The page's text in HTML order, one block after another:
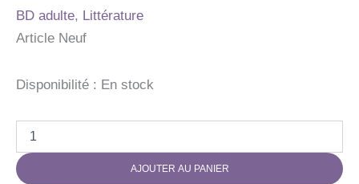
BD adulte, Littérature
Article Neuf
Disponibilité : En stock
OBRIGAN
-
AJOUTER AU PANIER